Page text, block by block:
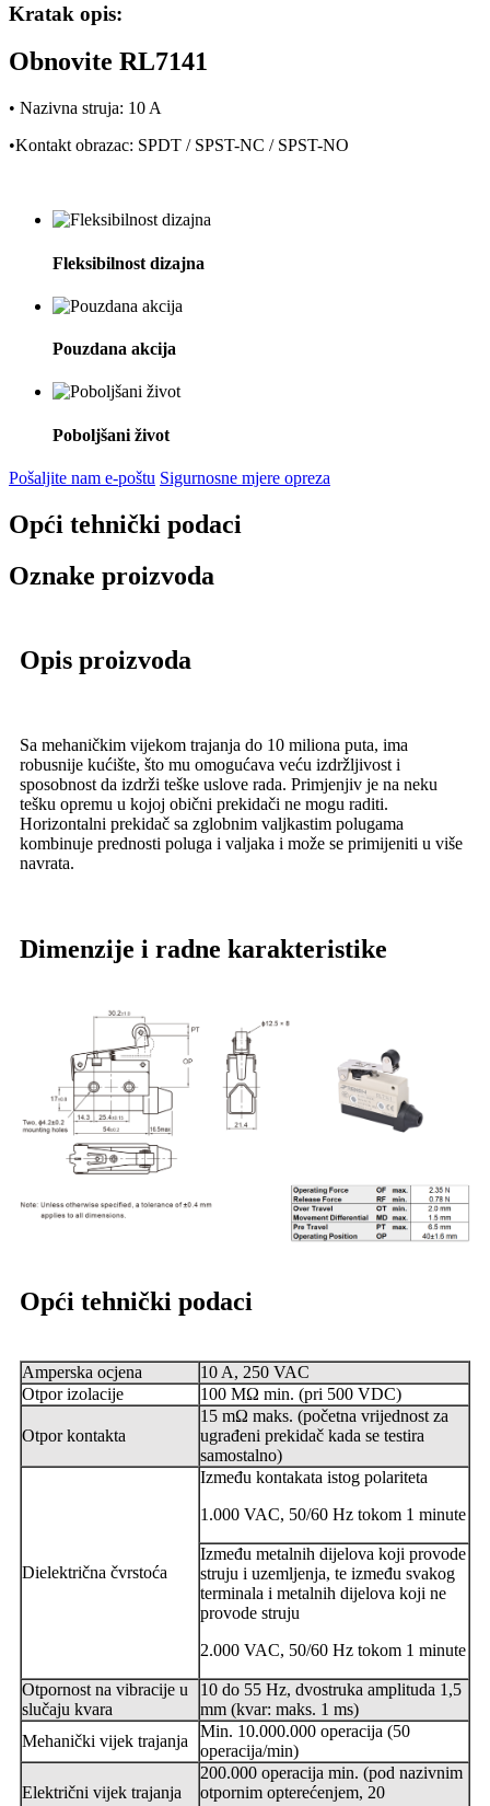
Kratak opis:
Obnovite RL7141
• Nazivna struja: 10 A
•Kontakt obrazac: SPDT / SPST-NC / SPST-NO
Fleksibilnost dizajna
Pouzdana akcija
Poboljšani život
Pošaljite nam e-poštu Sigurnosne mjere opreza
Opći tehnički podaci
Oznake proizvoda
Opis proizvoda
Sa mehaničkim vijekom trajanja do 10 miliona puta, ima
robusnije kućište, što mu omogućava veću izdržljivost i
sposobnost da izdrži teške uslove rada. Primjenjiv je na neku
tešku opremu u kojoj obični prekidači ne mogu raditi.
Horizontalni prekidač sa zglobnim valjkastim polugama
kombinuje prednosti poluga i valjaka i može se primijeniti u više
navrata.
Dimenzije i radne karakteristike
Opći tehnički podaci
Amperska ocjena
10 A, 250 VAC
Otpor izolacije
100 MΩ min. (pri 500 VDC)
Otpor kontakta
15 mΩ maks. (početna vrijednost za
ugrađeni prekidač kada se testira
samostalno)
Dielektrična čvrstoća
Između kontakata istog polariteta
1.000 VAC, 50/60 Hz tokom 1 minute
Između metalnih dijelova koji provode
struju i uzemljenja, te između svakog
terminala i metalnih dijelova koji ne
provode struju
2.000 VAC, 50/60 Hz tokom 1 minute
Otpornost na vibracije u
slučaju kvara
10 do 55 Hz, dvostruka amplituda 1,5
mm (kvar: maks. 1 ms)
Mehanički vijek trajanja
Min. 10.000.000 operacija (50
operacija/min)
Električni vijek trajanja
200.000 operacija min. (pod nazivnim
otpornim opterećenjem, 20